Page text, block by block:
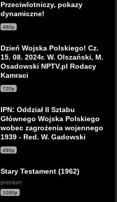
Przeciwlotniczy, pokazy
dynamiczne!
480p
Dzień Wojska Polskiego! Cz.
15. 08. 2024r. W. Olszański, M.
Osadowski NPTV.pl Rodacy
Kamraci
720p
IPN: Oddział II Sztabu
Głównego Wojska Polskiego
wobec zagrożenia wojennego
1939 - Red. W. Gadowski
480p
Stary Testament (1962)
premium
1080p